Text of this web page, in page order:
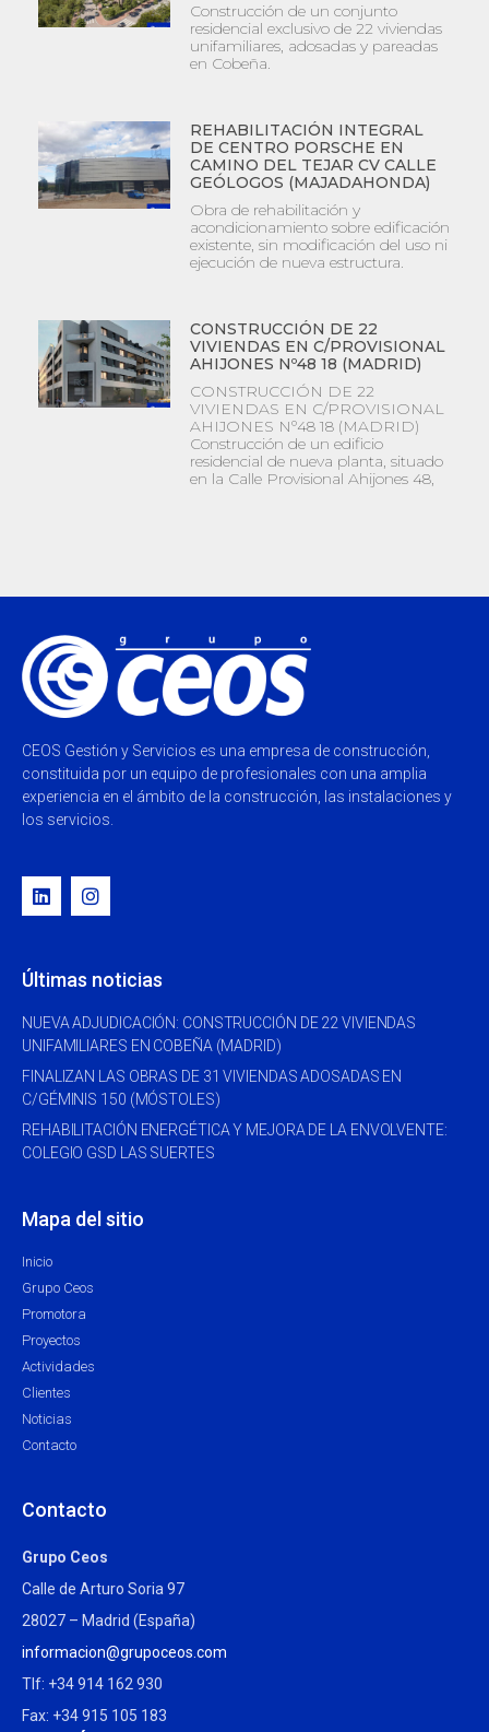
Construcción de un conjunto
residencial exclusivo de 22 viviendas
unifamiliares, adosadas y pareadas
en Cobeña.
REHABILITACIÓN INTEGRAL
DE CENTRO PORSCHE EN
CAMINO DEL TEJAR CV CALLE
GEÓLOGOS (MAJADAHONDA)
Obra de rehabilitación y
acondicionamiento sobre edificación
existente, sin modificación del uso ni
ejecución de nueva estructura.
CONSTRUCCIÓN DE 22
VIVIENDAS EN C/PROVISIONAL
AHIJONES Nº48 18 (MADRID)
CONSTRUCCIÓN DE 22
VIVIENDAS EN C/PROVISIONAL
AHIJONES Nº48 18 (MADRID)
Construcción de un edificio
residencial de nueva planta, situado
en la Calle Provisional Ahijones 48,
CEOS Gestión y Servicios es una empresa de construcción,
constituida por un equipo de profesionales con una amplia
experiencia en el ámbito de la construcción, las instalaciones y
los servicios.
Últimas noticias
NUEVA ADJUDICACIÓN: CONSTRUCCIÓN DE 22 VIVIENDAS
UNIFAMILIARES EN COBEÑA (MADRID)
FINALIZAN LAS OBRAS DE 31 VIVIENDAS ADOSADAS EN
C/GÉMINIS 150 (MÓSTOLES)
REHABILITACIÓN ENERGÉTICA Y MEJORA DE LA ENVOLVENTE:
COLEGIO GSD LAS SUERTES
Mapa del sitio
Inicio
Grupo Ceos
Promotora
Proyectos
Actividades
Clientes
Noticias
Contacto
Contacto
Grupo Ceos
Calle de Arturo Soria 97
28027 – Madrid (España)
informacion@grupoceos.com
Tlf: +34 914 162 930
Fax: +34 915 105 183